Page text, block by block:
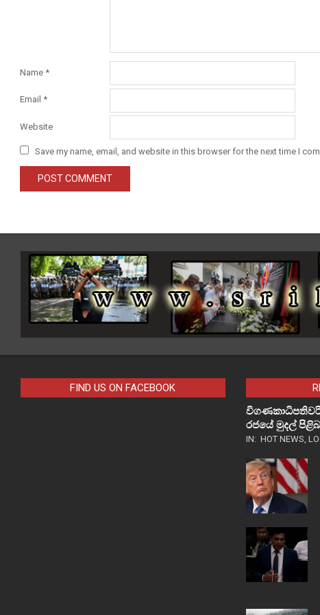
Name *
Email *
Website
Save my name, email, and website in this browser for the next time I
FIND US ON FACEBOOK
රජයේ මුදල්
IN: HOT NEWS,